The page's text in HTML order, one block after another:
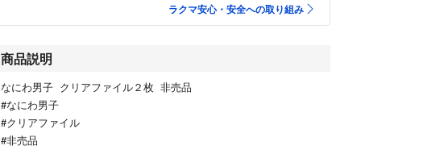
ラクマ安心・安全への取り組み
商品説明
なにわ男子 クリアファイル２枚 非売品
#なにわ男子
#クリアファイル
#非売品